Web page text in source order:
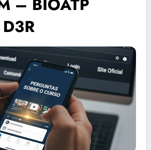
– BIOATP